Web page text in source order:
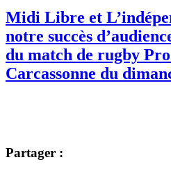
Midi Libre et
notre succès
du match de rugby
Carcassonne du
Partager :